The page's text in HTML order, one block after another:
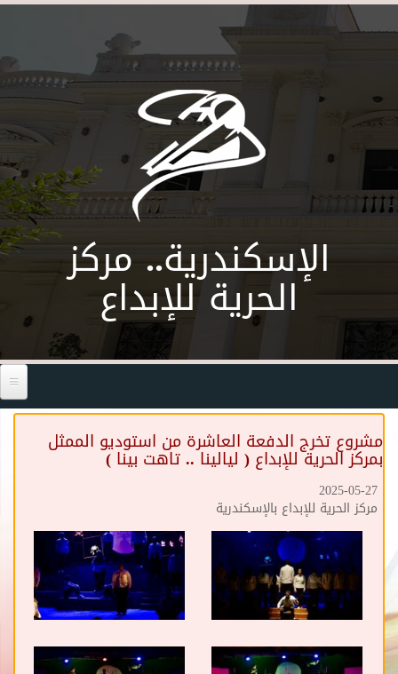
Skip to main content
الإسكندرية.. مركز
الحرية للإبداع
مشروع تخرج الدفعة العاشرة من استوديو الممثل
بمركز الحرية للإبداع ( ليالينا .. تاهت بينا )
2025-05-27
مركز الحرية للإبداع بالإسكندرية